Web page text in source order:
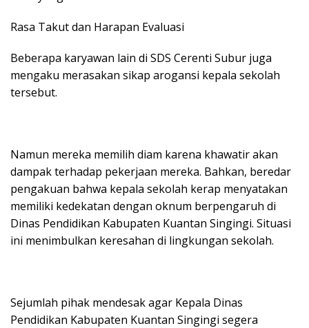
Rasa Takut dan Harapan Evaluasi
Beberapa karyawan lain di SDS Cerenti Subur juga
mengaku merasakan sikap arogansi kepala sekolah
tersebut.
Namun mereka memilih diam karena khawatir akan
dampak terhadap pekerjaan mereka. Bahkan, beredar
pengakuan bahwa kepala sekolah kerap menyatakan
memiliki kedekatan dengan oknum berpengaruh di
Dinas Pendidikan Kabupaten Kuantan Singingi. Situasi
ini menimbulkan keresahan di lingkungan sekolah.
Sejumlah pihak mendesak agar Kepala Dinas
Pendidikan Kabupaten Kuantan Singingi segera